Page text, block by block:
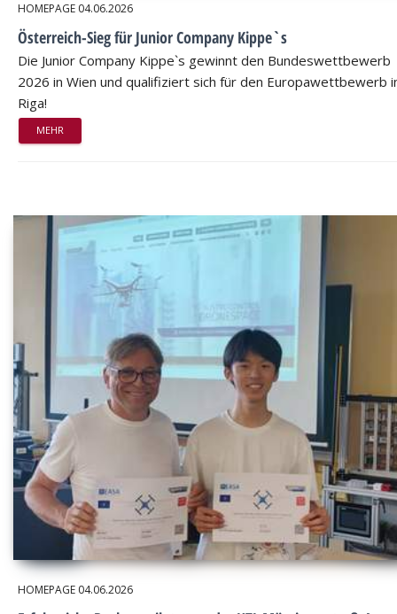
HOMEPAGE 04.06.2026
Österreich-Sieg für Junior Company Kippe`s
Die Junior Company Kippe`s gewinnt den Bundeswettbewerb
2026 in Wien und qualifiziert sich für den Europawettbewerb
Riga!
MEHR
HOMEPAGE 04.06.2026